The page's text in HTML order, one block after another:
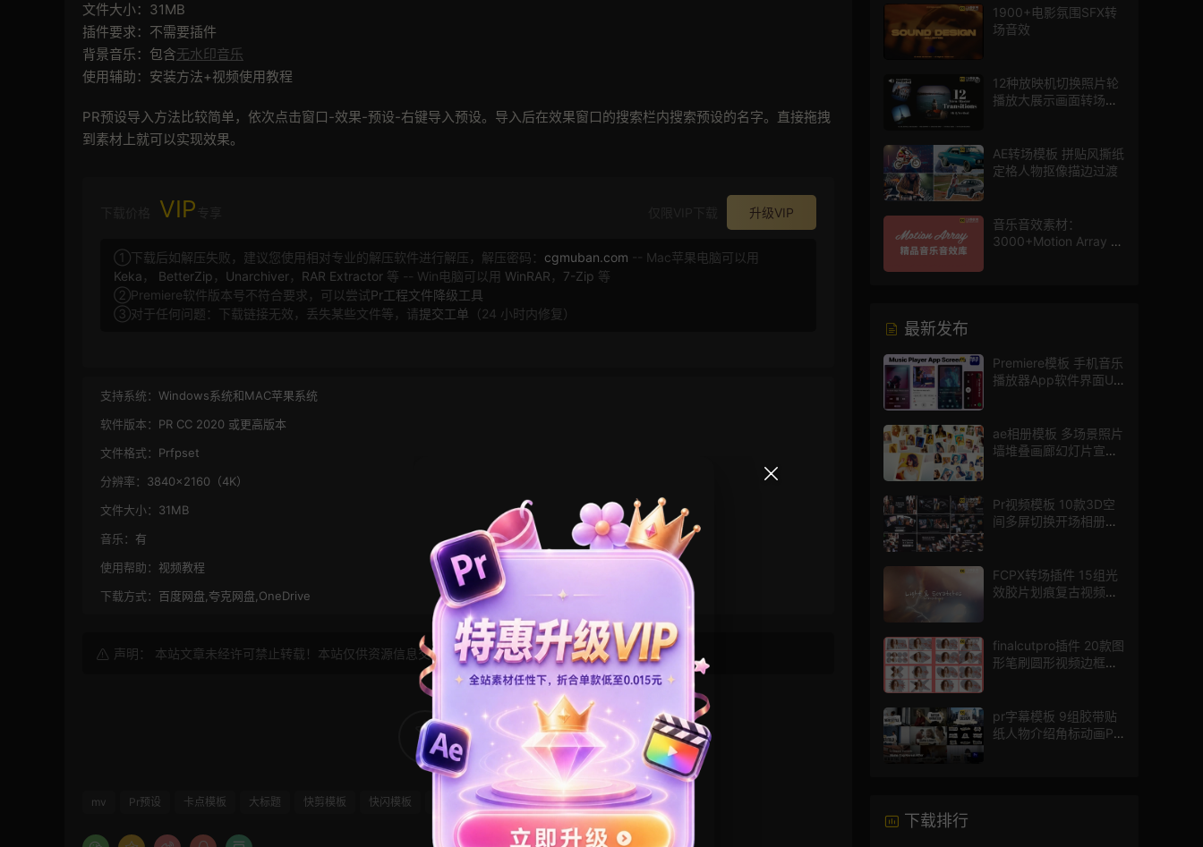
文件大小：31MB
插件要求：不需要插件
背景音乐：包含无水印音乐
使用辅助：安装方法+视频使用教程
PR预设导入方法比较简单，依次点击窗口-效果-预设-右键导入预设。导入后在效果窗口的搜索栏内搜索预设的名字。直接拖拽
到素材上就可以实现效果。
VIP 升级VIP
①下载后如解压失败，建议您使用相对专业的解压软件进行解压，解压密码： cgmuban.com -- Mac苹果电脑可以用
Keka ， BetterZip ， Unarchiver， RAR Extractor 等 -- Win电脑可以用 WinRAR ， 7-Zip 等
②Premiere软件版本号不符合要求，可以尝试Pr工程文件降级工具
③对于任何问题：下载链接无效，丢失某些文件等，请提交工单 （24 小时内修复）
支持系统： Windows系统和MAC苹果系统
软件版本： PR CC 2020 或更高版本
文件格式： Prfpset
分辨率： 3840×2160（4K）
文件大小： 31MB
音乐： 有
使用帮助： 视频教程
下载方式： 百度网盘,夸克网盘,OneDrive
声明： 本站文章未经许可禁止转载！本站仅供资源信息交流学习， 版权说明点此了解！
1 0
mv Pr预设 卡点模板 大标题 快剪模板 快闪模板 转场模板 闪回 闪烁 频闪
1900+电影氛围SFX转
场音效
12种放映机切换照片轮
播放大展示画面转场动
AE转场模板 拼贴风撕纸
定格人物抠像描边过渡
音乐音效素材：
3000+Motion Array 影
最新发布
Premiere模板 手机音乐
播放器App软件界面UI
ae相册模板 多场景照片
墙堆叠画廊幻灯片宣传
Pr视频模板 10款3D空
间多屏切换开场相册视
FCPX转场插件 15组光
效胶片划痕复古视频过
finalcutpro插件 20款图
形笔刷圆形视频边框遮
pr字幕模板 9组胶带贴
纸人物介绍角标动画PR
下载排行